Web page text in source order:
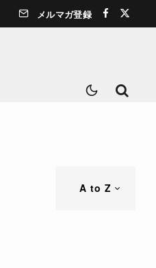
メルマガ登録
A to Z